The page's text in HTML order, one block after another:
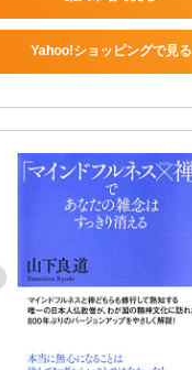
Yahoo!ショッピングで見る